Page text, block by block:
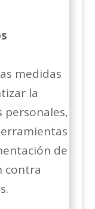
medidas
la
personales,
de
contra